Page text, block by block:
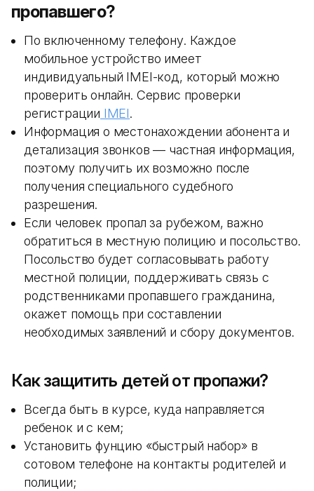
пропавшего?
По включенному телефону. Каждое
мобильное устройство имеет
индивидуальный IMEI-код, который можно
проверить онлайн. Сервис проверки
регистрации IMEI.
Информация о местонахождении абонента и
детализация звонков — частная информация,
поэтому получить их возможно после
получения специального судебного
разрешения.
Если человек пропал за рубежом, важно
обратиться в местную полицию и посольство.
Посольство будет согласовывать работу
местной полиции, поддерживать связь с
родственниками пропавшего гражданина,
окажет помощь при составлении
необходимых заявлений и сбору документов.
Как защитить детей от пропажи?
Всегда быть в курсе, куда направляется
ребенок и с кем;
Установить фунцию «быстрый набор» в
сотовом телефоне на контакты родителей и
полиции;